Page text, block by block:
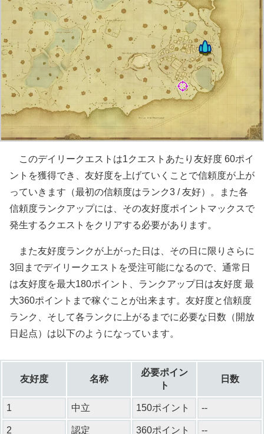
このデイリークエストは1クエストあたり友好度 60ポイ
ントを獲得でき、友好度を上げていくことで信頼度が上が
っていきます（最初の信頼度はランク3 / 友好）。また各
信頼度ランクアップには、その友好度ポイントマックスで
発生するクエストをクリアする必要があります。
また友好度ランクが上がった日は、その日に限りさらに
3回までデイリークエストを受注可能になるので、通常日
は友好度を最大180ポイント、ランクアップ日は友好度 最
大360ポイントまで稼ぐことが出来ます。友好度と信頼度
ランク、そして各ランクに上がるまでに必要な日数（開放
日起点）は以下のようになっています。
友好度 名称
必要ポイン
ト
日数
1 中立 150ポイント --
2 認定 360ポイント --